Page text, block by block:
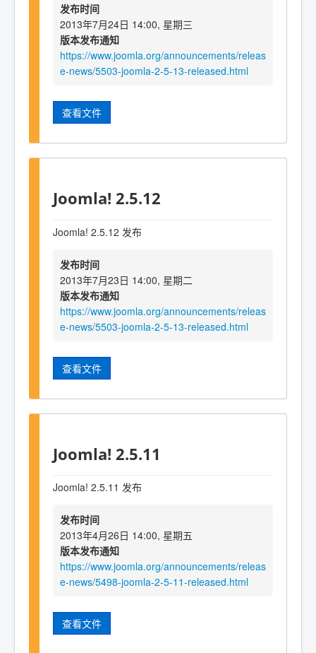
发布时间
2013年7月24日 14:00, 星期三
版本发布通知
https://www.joomla.org/announcements/releas
e-news/5503-joomla-2-5-13-released.html
查看文件
Joomla! 2.5.12
Joomla! 2.5.12 发布
发布时间
2013年7月23日 14:00, 星期二
版本发布通知
https://www.joomla.org/announcements/releas
e-news/5503-joomla-2-5-13-released.html
查看文件
Joomla! 2.5.11
Joomla! 2.5.11 发布
发布时间
2013年4月26日 14:00, 星期五
版本发布通知
https://www.joomla.org/announcements/releas
e-news/5498-joomla-2-5-11-released.html
查看文件